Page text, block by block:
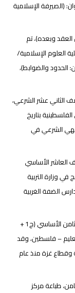
(الصيرفة الإسلامية
وبعده)، تم
العلوم الإسلامية/
الحدود والضوابط)،
الثاني عشر الشرعي،
بتاريخ
الشرعي في
العاشر الأساسي
في وزارة التربية
الضفة الغربية
منسق تأليف كتاب التربية الإسلامية للصف الثامن الأساسي (ج1 +
– فلسطين، وقد
وقطاع غزة منذ عام
طباعة مركز